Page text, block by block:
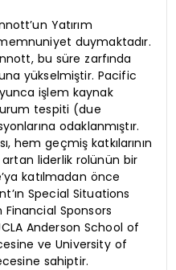
Yatırım
duymaktadır.
bu süre zarfında
yükselmiştir. Pacific
işlem kaynak
tespiti (due
odaklanmıştır.
hem geçmiş katkılarının
liderlik rolünün bir
katılmadan önce
Special Situations
Sponsors
Anderson School of
ve University of
sahiptir.